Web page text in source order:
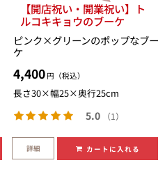
【開店祝い・開業祝い】ト
ルコキキョウのブーケ
ピンク×グリーンのポップなブー
ケ
4,400 円（税込）
長さ30×幅25×奥行25cm
5.0 （1）
詳細 カートに入れる